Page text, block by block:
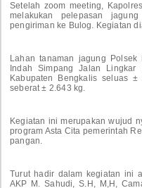
Setelah zoom meeting,
melakukan pelepasan
pengiriman ke Bulog. Kegiatan
Lahan tanaman jagung
Indah Simpang Jalan Lingkar
Kabupaten Bengkalis seluas
seberat ± 2.643 kg.
Kegiatan ini merupakan wujud
program Asta Cita pemerintah
pangan.
Turut hadir dalam kegiatan ini
AKP M. Sahudi, S.H, M,H,